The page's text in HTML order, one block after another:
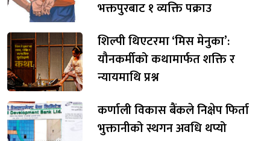
भक्तपुरबाट १ व्यक्ति पक्राउ
शिल्पी थिएटरमा ‘मिस मेनुका’:
यौनकर्मीको कथामार्फत शक्ति र
न्यायमाथि प्रश्न
कर्णाली विकास बैंकले निक्षेप फिर्ता
भुक्तानीको स्थगन अवधि थप्यो